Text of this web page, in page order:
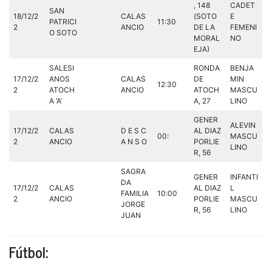
18/12/2
2
SAN
PATRICI
O SOTO
CALAS
ANCIO
11:30
, 148
(SOTO
DE LA
MORAL
EJA)
CADET
E
FEMENI
NO
17/12/2
2
SALESI
ANOS
ATOCH
A ‘A’
CALAS
ANCIO
12:30
RONDA
DE
ATOCH
A, 27
BENJA
MIN
MASCU
LINO
17/12/2
2
CALAS
ANCIO
D E S C
A N S O
00:
GENER
AL DIAZ
PORLIE
R, 56
ALEVIN
MASCU
LINO
17/12/2
2
CALAS
ANCIO
SAGRA
DA
FAMILIA
JORGE
JUAN
10:00
GENER
AL DIAZ
PORLIE
R, 56
INFANTI
L
MASCU
LINO
Fútbol: